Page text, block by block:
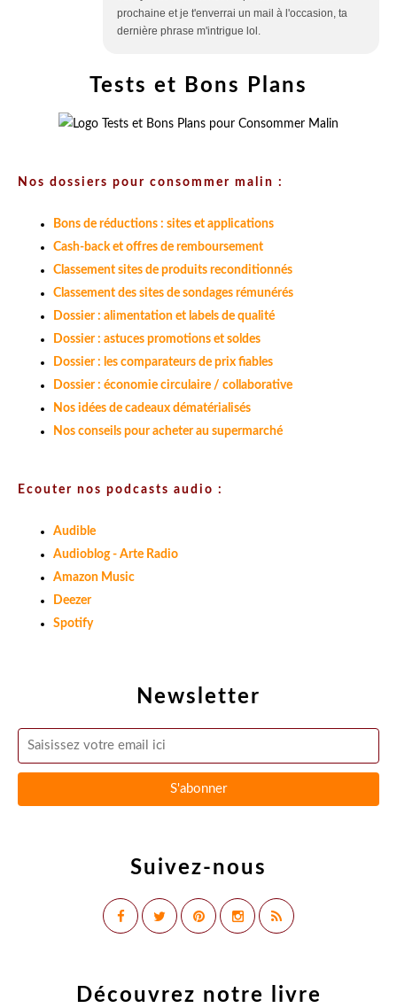
prochaine et je t'enverrai un mail à l'occasion, ta
dernière phrase m'intrigue lol.
Newsletter
Suivez-nous
Tests et Bons Plans
Nos dossiers pour consommer malin :
Bons de réductions : sites et applications
Cash-back et offres de remboursement
Classement sites de produits reconditionnés
Classement des sites de sondages rémunérés
Dossier : alimentation et labels de qualité
Dossier : astuces promotions et soldes
Dossier : les comparateurs de prix fiables
Dossier : économie circulaire / collaborative
Nos idées de cadeaux dématérialisés
Nos conseils pour acheter au supermarché
Ecouter nos podcasts audio :
Audible
Audioblog - Arte Radio
Amazon Music
Deezer
Spotify
Découvrez notre livre